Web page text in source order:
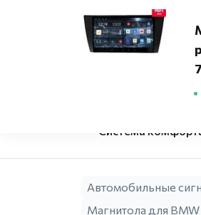
Адреса
Система
Автомобильные
Магнитола для